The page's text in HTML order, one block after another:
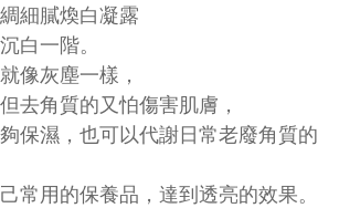
細膩煥白凝露
白一階。
像灰塵一樣，
去角質的又怕傷害肌膚，
保濕，也可以代謝日常老廢角質的
常用的保養品，達到透亮的效果。